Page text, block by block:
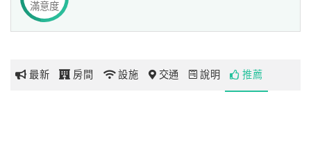
網
玩
滿意度
最新 房間 設施 交通 說明 推薦